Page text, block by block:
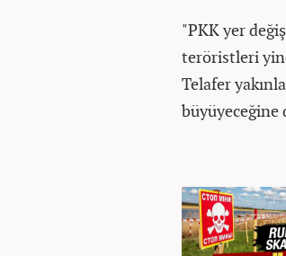
"PKK yer
teröristleri
Telafer